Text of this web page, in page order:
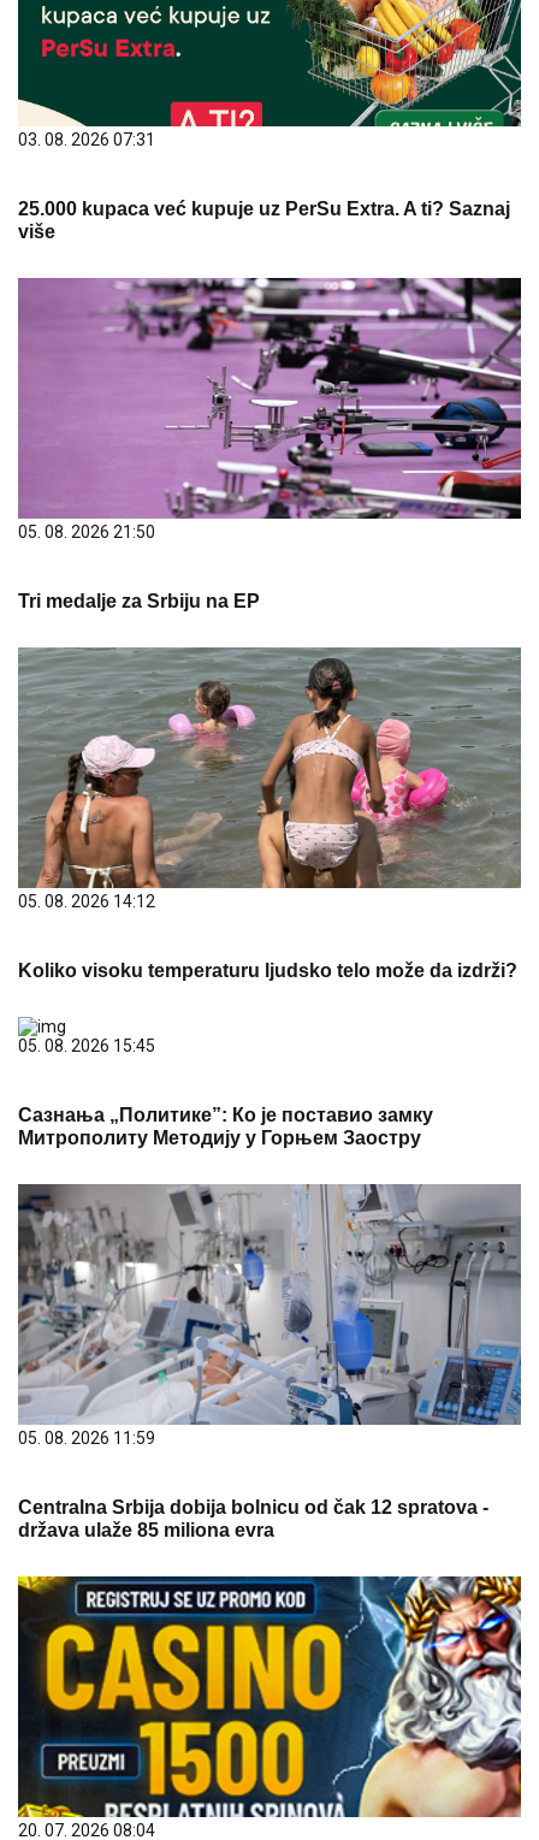
03. 08. 2026 07:31
25.000 kupaca već kupuje uz PerSu Extra. A ti? Saznaj
više
05. 08. 2026 21:50
Tri medalje za Srbiju na EP
05. 08. 2026 14:12
Koliko visoku temperaturu ljudsko telo može da izdrži?
05. 08. 2026 15:45
Сазнања „Политике”: Ко је поставио замку
Митрополиту Методију у Горњем Заостру
05. 08. 2026 11:59
Centralna Srbija dobija bolnicu od čak 12 spratova -
država ulaže 85 miliona evra
20. 07. 2026 08:04